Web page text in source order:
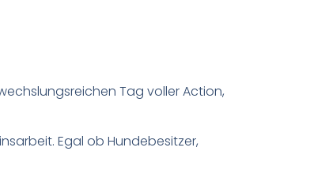
Tag voller Action,
Egal ob Hundebesitzer,